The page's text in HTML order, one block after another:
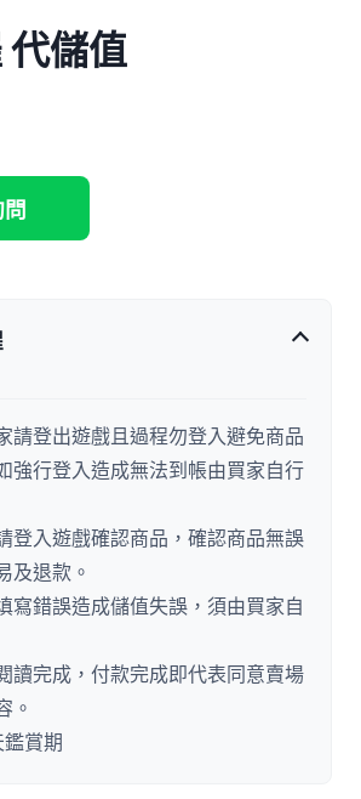
代儲值
請登出遊戲且過程勿登入避免商品
強行登入造成無法到帳由買家自行
登入遊戲確認商品，確認商品無誤
及退款。
寫錯誤造成儲值失誤，須由買家自
讀完成，付款完成即代表同意賣場
。
賞期